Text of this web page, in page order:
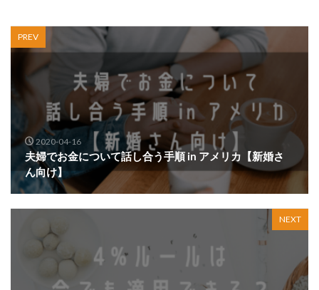
PREV
2020-04-16
夫婦でお金について話し合う手順 in アメリカ【新婚さ
ん向け】
NEXT